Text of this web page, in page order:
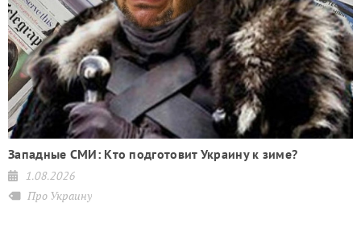
Западные СМИ: Кто подготовит Украину к зиме?
1.08.2026
Про Украину